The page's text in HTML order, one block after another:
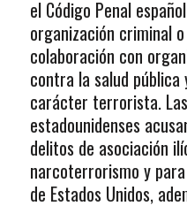
el Código Penal
organización criminal
colaboración con
contra la salud
carácter terrorista.
estadounidenses
delitos de asociación
narcoterrorismo y
de Estados Unidos,